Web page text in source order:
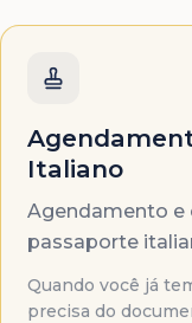
Italiano
Agendamento e
passaporte
Quando você já
precisa do